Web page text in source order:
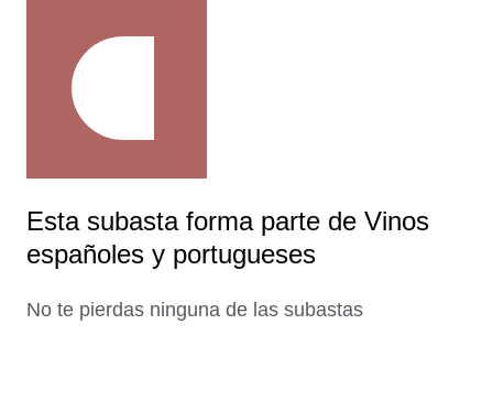
Esta subasta forma parte de Vinos
españoles y portugueses
No te pierdas ninguna de las subastas